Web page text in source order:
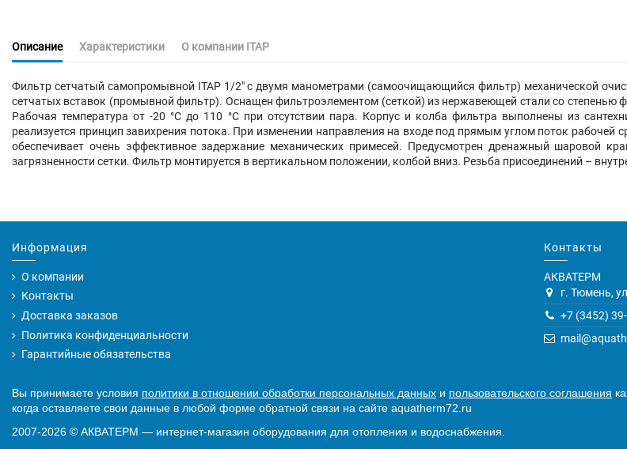
Описание Характеристики О компании ITAP
Фильтр сетчатый самопромывной ITAP 1/2" с двумя манометрами (самоочищающийся фильтр) механической
сетчатых вставок (промывной фильтр). Оснащен фильтроэлементом (сеткой) из нержавеющей стали со
Рабочая температура от -20 °C до 110 °C при отсутствии пара. Корпус и колба фильтра выполнены из
реализуется принцип завихрения потока. При изменении направления на входе под прямым углом поток
обеспечивает очень эффективное задержание механических примесей. Предусмотрен дренажный шаровой
загрязненности сетки. Фильтр монтируется в вертикальном положении, колбой вниз. Резьба присоединений –
Информация
О компании
Контакты
Доставка заказов
Политика конфиденциальности
Гарантийные обязательства
Контакты
АКВАТЕРМ
г. Тюмень,
+7 (3452)
Вы принимаете условия политики в отношении обработки персональных данных и пользовательского соглашения
когда оставляете свои данные в любой форме обратной связи на сайте aquatherm72.ru
2007-2026 © АКВАТЕРМ — интернет-магазин оборудования для отопления и водоснабжения.